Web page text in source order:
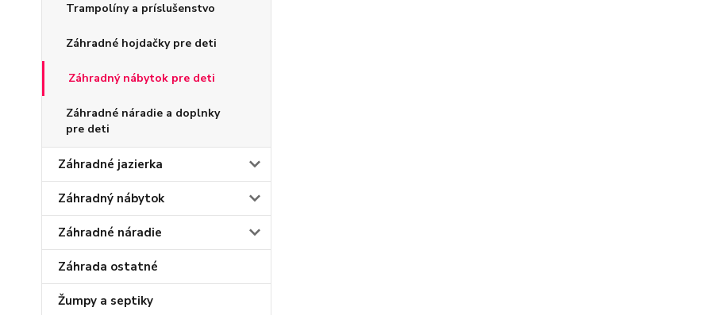
Trampolíny a príslušenstvo
Záhradné hojdačky pre deti
Záhradný nábytok pre deti
Záhradné náradie a doplnky
pre deti
Záhradné jazierka
Záhradný nábytok
Záhradné náradie
Záhrada ostatné
Žumpy a septiky